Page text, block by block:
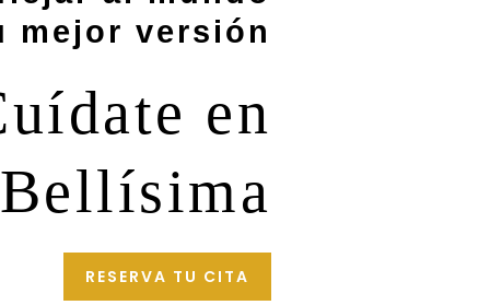
mejor versión
en
Bellísima
RESERVA TU CITA